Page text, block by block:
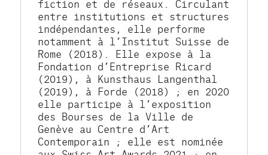
fiction et de réseaux. Circulant
entre institutions et structures
indépendantes, elle performe
notamment à l’Institut Suisse de
Rome (2018). Elle expose à la
Fondation d’Entreprise Ricard
(2019), à Kunsthaus Langenthal
(2019), à Forde (2018) ; en 2020
elle participe à l’exposition
des Bourses de la Ville de
Genève au Centre d’Art
Contemporain ; elle est nominée